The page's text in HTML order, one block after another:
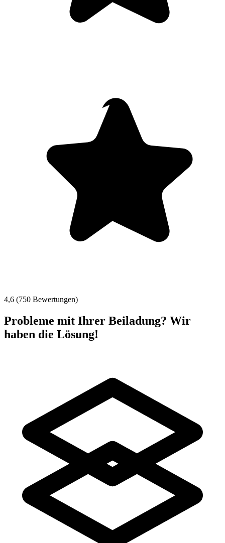
4,6 (750 Bewertungen)
Probleme mit Ihrer Beiladung? Wir
haben die Lösung!